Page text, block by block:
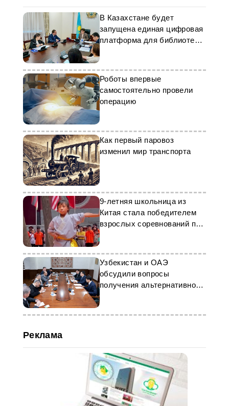
В Казахстане будет
запущена единая цифровая
платформа для библиотек в
пилотном режиме
Роботы впервые
самостоятельно провели
операцию
Как первый паровоз
изменил мир транспорта
9-летняя школьница из
Китая стала победителем
взрослых соревнований по
кунг-фу
Узбекистан и ОАЭ
обсудили вопросы
получения альтернативной
энергии из отходов
Реклама